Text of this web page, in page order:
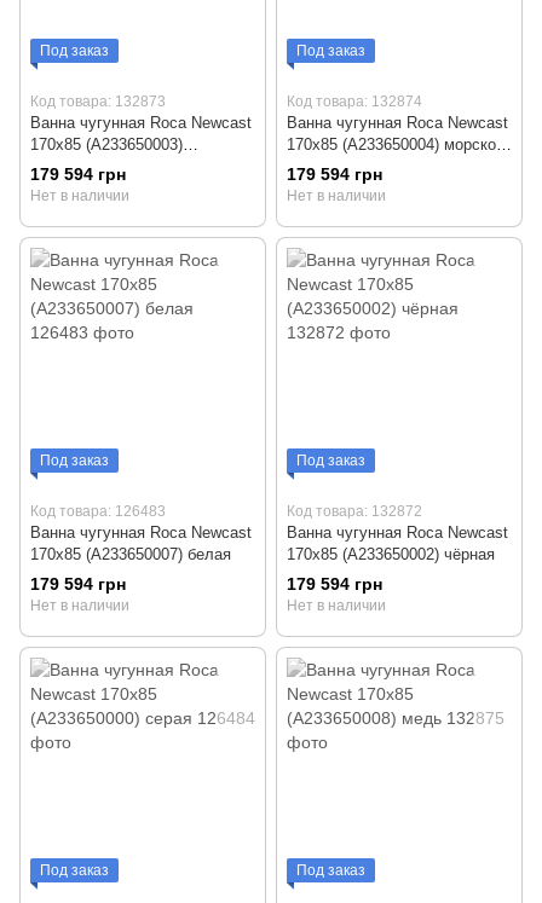
Под заказ
Код товара: 132873
Ванна чугунная Roca Newcast
170x85 (A233650003)
бордосский
179 594 грн
Нет в наличии
Под заказ
Код товара: 132874
Ванна чугунная Roca Newcast
170x85 (A233650004) морской
синий
179 594 грн
Нет в наличии
Под заказ
Код товара: 126483
Ванна чугунная Roca Newcast
170x85 (A233650007) белая
179 594 грн
Нет в наличии
Под заказ
Код товара: 132872
Ванна чугунная Roca Newcast
170x85 (A233650002) чёрная
179 594 грн
Нет в наличии
Под заказ Под заказ